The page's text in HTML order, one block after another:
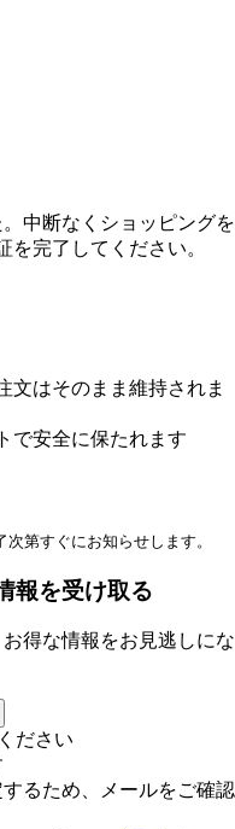
中断なくショッピングを
完了してください。
文はそのまま維持されま
で安全に保たれます
第すぐにお知らせします。
報を受け取る
得な情報をお見逃しにな
ださい
るため、メールをご確認